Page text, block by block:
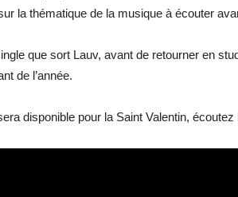
la thématique de la musique à écouter
que sort Lauv, avant de retourner en
de l’année.
disponible pour la Saint Valentin,